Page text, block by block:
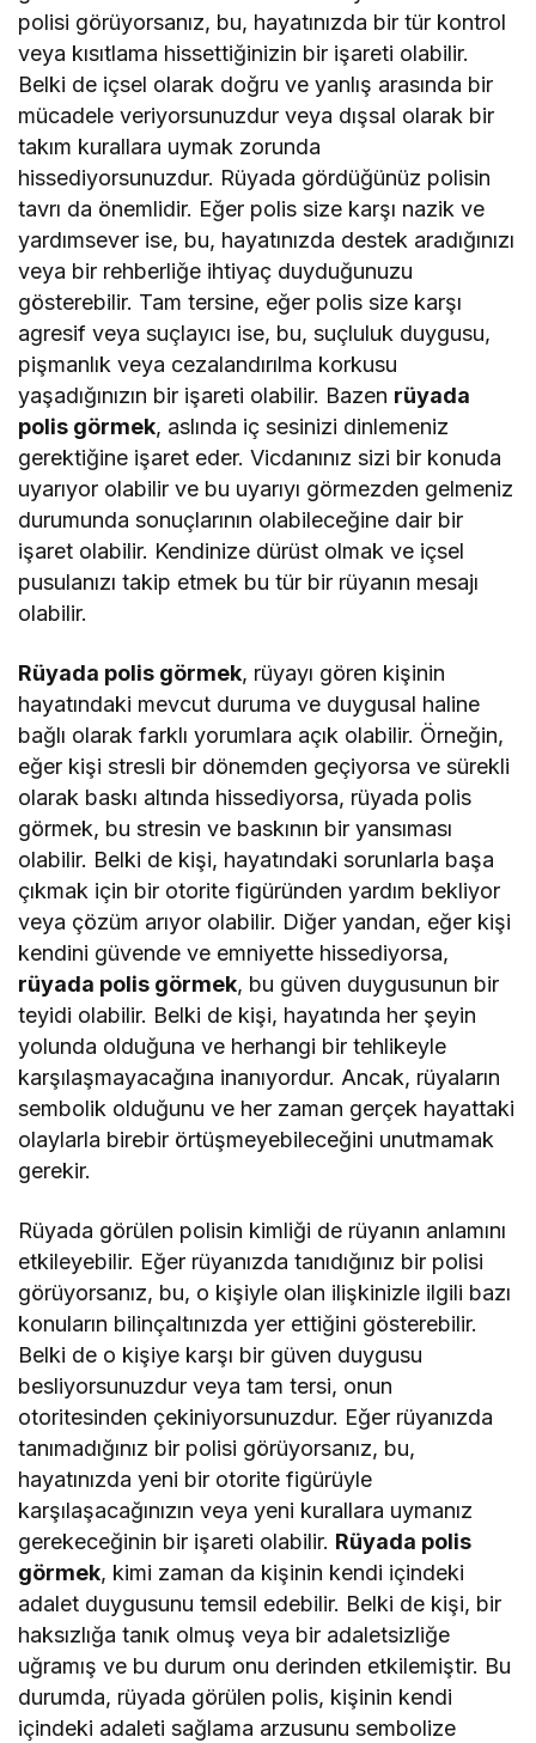
polisi görüyorsanız, bu, hayatınızda bir tür kontrol
veya kısıtlama hissettiğinizin bir işareti olabilir.
Belki de içsel olarak doğru ve yanlış arasında bir
mücadele veriyorsunuzdur veya dışsal olarak bir
takım kurallara uymak zorunda
hissediyorsunuzdur. Rüyada gördüğünüz polisin
tavrı da önemlidir. Eğer polis size karşı nazik ve
yardımsever ise, bu, hayatınızda destek aradığınızı
veya bir rehberliğe ihtiyaç duyduğunuzu
gösterebilir. Tam tersine, eğer polis size karşı
agresif veya suçlayıcı ise, bu, suçluluk duygusu,
pişmanlık veya cezalandırılma korkusu
yaşadığınızın bir işareti olabilir. Bazen rüyada
polis görmek, aslında iç sesinizi dinlemeniz
gerektiğine işaret eder. Vicdanınız sizi bir konuda
uyarıyor olabilir ve bu uyarıyı görmezden gelmeniz
durumunda sonuçlarının olabileceğine dair bir
işaret olabilir. Kendinize dürüst olmak ve içsel
pusulanızı takip etmek bu tür bir rüyanın mesajı
olabilir.
Rüyada polis görmek, rüyayı gören kişinin
hayatındaki mevcut duruma ve duygusal haline
bağlı olarak farklı yorumlara açık olabilir. Örneğin,
eğer kişi stresli bir dönemden geçiyorsa ve sürekli
olarak baskı altında hissediyorsa, rüyada polis
görmek, bu stresin ve baskının bir yansıması
olabilir. Belki de kişi, hayatındaki sorunlarla başa
çıkmak için bir otorite figüründen yardım bekliyor
veya çözüm arıyor olabilir. Diğer yandan, eğer kişi
kendini güvende ve emniyette hissediyorsa,
rüyada polis görmek, bu güven duygusunun bir
teyidi olabilir. Belki de kişi, hayatında her şeyin
yolunda olduğuna ve herhangi bir tehlikeyle
karşılaşmayacağına inanıyordur. Ancak, rüyaların
sembolik olduğunu ve her zaman gerçek hayattaki
olaylarla birebir örtüşmeyebileceğini unutmamak
gerekir.
Rüyada görülen polisin kimliği de rüyanın anlamını
etkileyebilir. Eğer rüyanızda tanıdığınız bir polisi
görüyorsanız, bu, o kişiyle olan ilişkinizle ilgili bazı
konuların bilinçaltınızda yer ettiğini gösterebilir.
Belki de o kişiye karşı bir güven duygusu
besliyorsunuzdur veya tam tersi, onun
otoritesinden çekiniyorsunuzdur. Eğer rüyanızda
tanımadığınız bir polisi görüyorsanız, bu,
hayatınızda yeni bir otorite figürüyle
karşılaşacağınızın veya yeni kurallara uymanız
gerekeceğinin bir işareti olabilir. Rüyada polis
görmek, kimi zaman da kişinin kendi içindeki
adalet duygusunu temsil edebilir. Belki de kişi, bir
haksızlığa tanık olmuş veya bir adaletsizliğe
uğramış ve bu durum onu derinden etkilemiştir. Bu
durumda, rüyada görülen polis, kişinin kendi
içindeki adaleti sağlama arzusunu sembolize